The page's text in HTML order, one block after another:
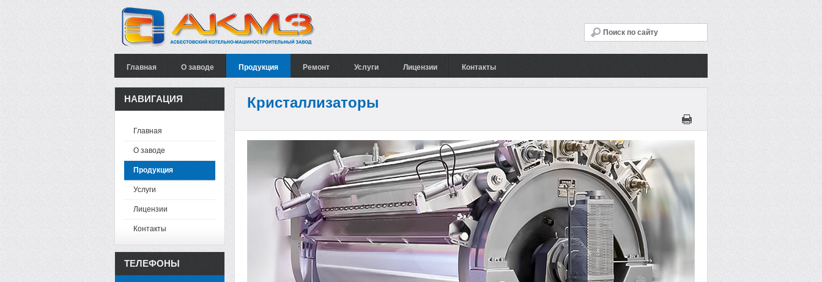
Главная О заводе Продукция Ремонт Услуги Лицензии Контакты
Кристаллизаторы
НАВИГАЦИЯ
Главная
О заводе
Продукция
Услуги
Лицензии
Контакты
ТЕЛЕФОНЫ